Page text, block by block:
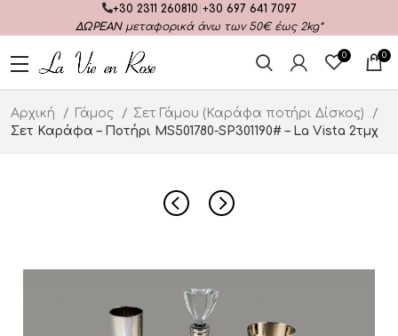
+30 2311 260810 +30 697 641 7097
ΔΩΡΕΑΝμεταφορικά άνω των 50€ έως 2kg*
0 0
Αρχική Γάμος
Σετ Γάμου (Καράφα ποτήρι Δίσκος)
Σετ Καράφα – Ποτήρι MS501780-SP301190# – La Vista 2τμχ